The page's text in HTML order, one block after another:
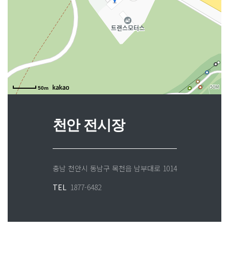
50m
천안 전시장
충남 천안시 동남구 목천읍 남부대로 1014
TEL 1877-6482